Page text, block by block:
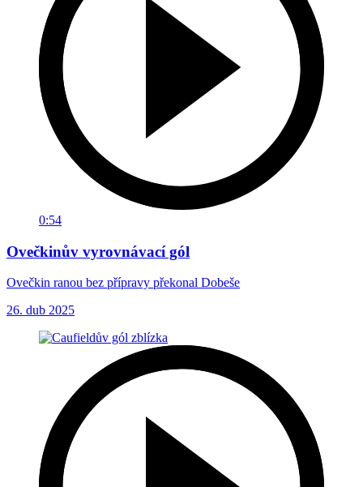
0:54
Ovečkinův vyrovnávací gól
Ovečkin ranou bez přípravy překonal Dobeše
26. dub 2025